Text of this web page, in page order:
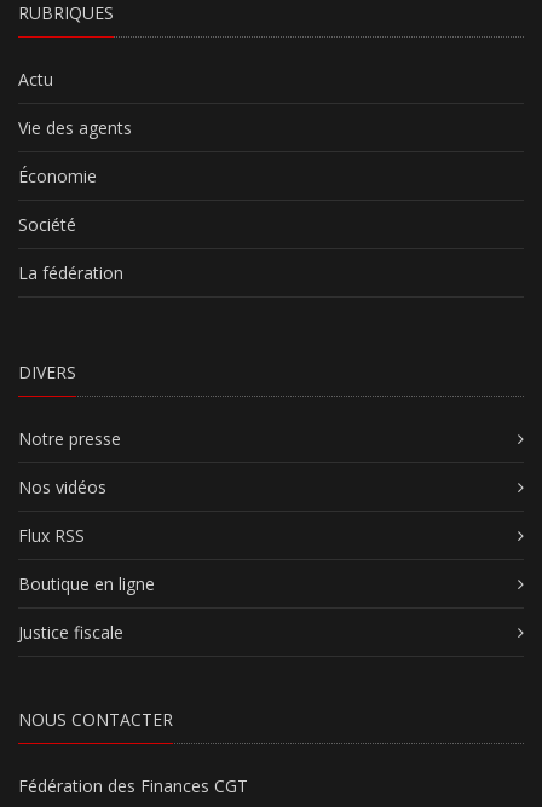
RUBRIQUES
Actu
Vie des agents
Économie
Société
La fédération
DIVERS
Notre presse
Nos vidéos
Flux RSS
Boutique en ligne
Justice fiscale
NOUS CONTACTER
Fédération des Finances CGT